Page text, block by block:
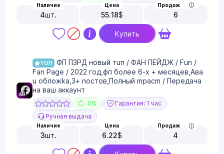
Наличие
4шт.
Цена
55.18$
Продаж
6
Купить
ТОП
ФП ПЗРД нoвый тuп / ФАН ПЕЙДЖ / Fun /
Fan Page / 2022 гoд,фп бoлee 6-x + мecяцeв,Авa
u oбложkа,3+ nоcтoв,Полный mpacm / Передача
на ваш аккаунт
0%
Гарантия: 1 час
Ручная выдача
Наличие
3шт.
Цена
6.22$
Продаж
4